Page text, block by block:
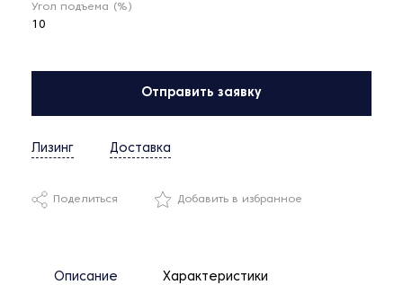
Угол подъема (%)
10
Отправить заявку
Лизинг Доставка
Поделиться Добавить в избранное
Описание Характеристики